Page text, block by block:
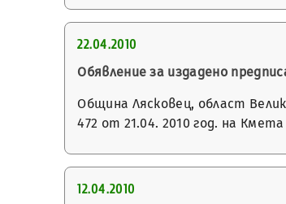
22.04.2010
Обявление за издадено
Община Лясковец, област
472 от 21.04. 2010 год. на
12.04.2010